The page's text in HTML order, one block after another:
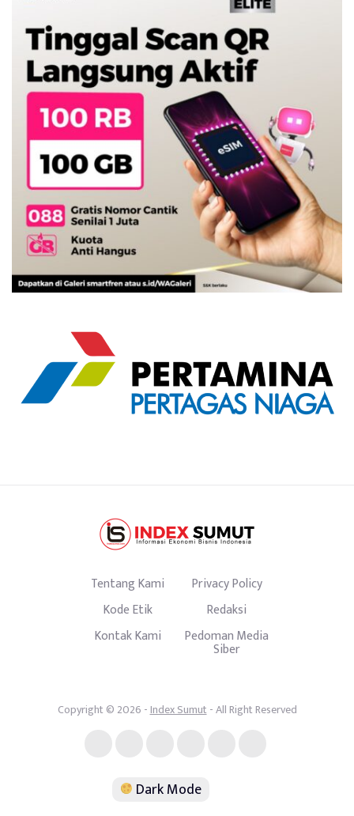
Tentang Kami
Privacy Policy
Kode Etik
Redaksi
Kontak Kami
Pedoman Media
Siber
Copyright © 2026 -Index Sumut- All Right Reserved
Dark Mode